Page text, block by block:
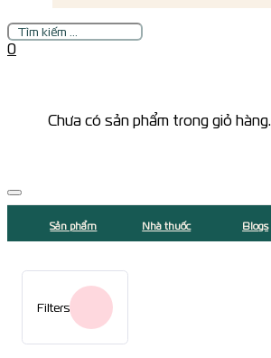
Tìm
kiếm
0
Chưa có sản phẩm trong giỏ hàng.
Sản phẩm Nhà thuốc Blogs
Filters